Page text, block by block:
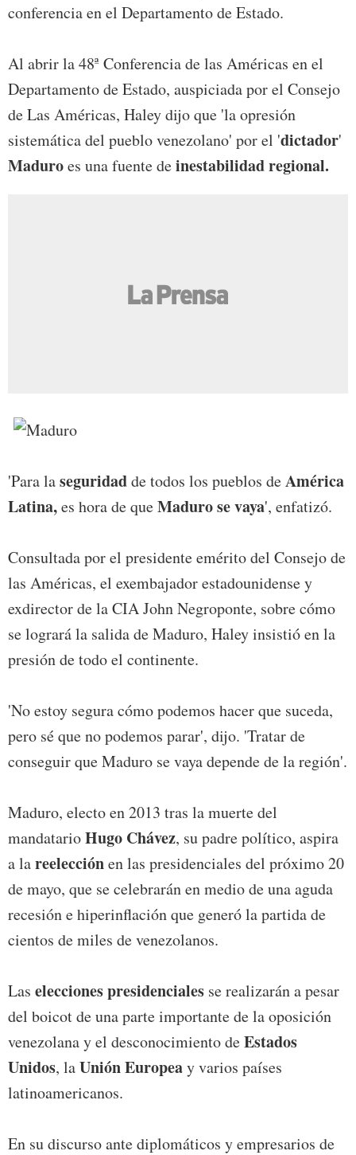
conferencia en el Departamento de Estado.
Al abrir la 48ª Conferencia de las Américas en el
Departamento de Estado, auspiciada por el Consejo
de Las Américas, Haley dijo que 'la opresión
sistemática del pueblo venezolano' por el 'dictador'
Maduroes una fuente deinestabilidad regional.
'Para laseguridadde todos los pueblos deAmérica
Latina,es hora de queMaduro se vaya', enfatizó.
Consultada por el presidente emérito del Consejo de
las Américas, el exembajador estadounidense y
exdirector de la CIA John Negroponte, sobre cómo
se logrará la salida de Maduro, Haley insistió en la
presión de todo el continente.
'No estoy segura cómo podemos hacer que suceda,
pero sé que no podemos parar', dijo. 'Tratar de
conseguir que Maduro se vaya depende de la región'.
Maduro, electo en 2013 tras la muerte del
mandatarioHugo Chávez, su padre político, aspira
a lareelecciónen las presidenciales del próximo 20
de mayo, que se celebrarán en medio de una aguda
recesión e hiperinflación que generó la partida de
cientos de miles de venezolanos.
Las elecciones presidenciales se realizarán a pesar
del boicot de una parte importante de la oposición
venezolana y el desconocimiento deEstados
Unidos, laUnión Europeay varios países
latinoamericanos.
En su discurso ante diplomáticos y empresarios de